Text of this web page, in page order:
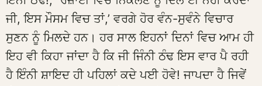
ਜੀ, ਇਸ ਮੌਸਮ ਵਿਚ ਤਾਂ,’ ਵਰਗੇ ਹੋਰ ਵੰਨ-ਸੁਵੰਨੇ ਵਿਚਾਰ
ਸੁਣਨ ਨੂੰ ਮਿਲਦੇ ਹਨ। ਹਰ ਸਾਲ ਇਹਨਾਂ ਦਿਨਾਂ ਵਿਚ ਆਮ ਹੀ
ਇਹ ਵੀ ਕਿਹਾ ਜਾਂਦਾ ਹੈ ਕਿ ਜੀ ਜਿੰਨੀ ਠੰਢ ਇਸ ਵਾਰ ਪੈ ਰਹੀ
ਹੈ ਇੰਨੀ ਸ਼ਾਇਦ ਹੀ ਪਹਿਲਾਂ ਕਦੇ ਪਈ ਹੋਵੇ! ਜਾਪਦਾ ਹੈ ਜਿਵੇਂ